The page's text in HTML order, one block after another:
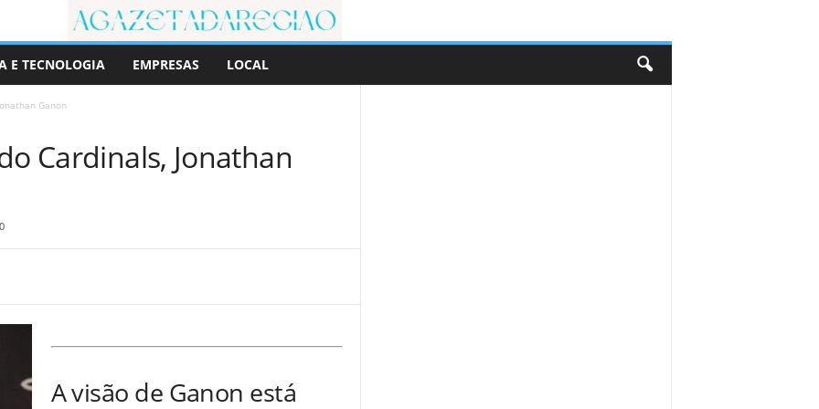
E TECNOLOGIA EMPRESAS LOCAL
Ganon
Cardinals, Jonathan
0
A visão de Ganon está